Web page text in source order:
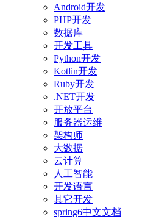
Android开发
PHP开发
数据库
开发工具
Python开发
Kotlin开发
Ruby开发
.NET开发
开放平台
服务器运维
架构师
大数据
云计算
人工智能
开发语言
其它开发
spring6中文文档